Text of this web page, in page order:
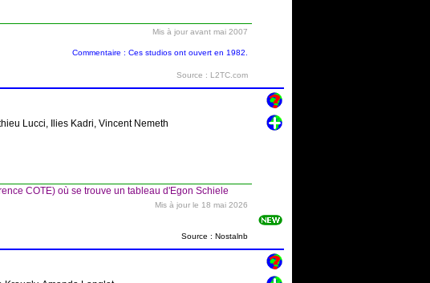
Mis à jour avant mai 2007
Commentaire : Ces studios ont ouvert en 1982.
Source : L2TC.com
Lucci, Ilies Kadri, Vincent Nemeth
COTE) où se trouve un tableau d'Egon Schiele
Mis à jour le 18 mai 2026
Source : Nostalnb